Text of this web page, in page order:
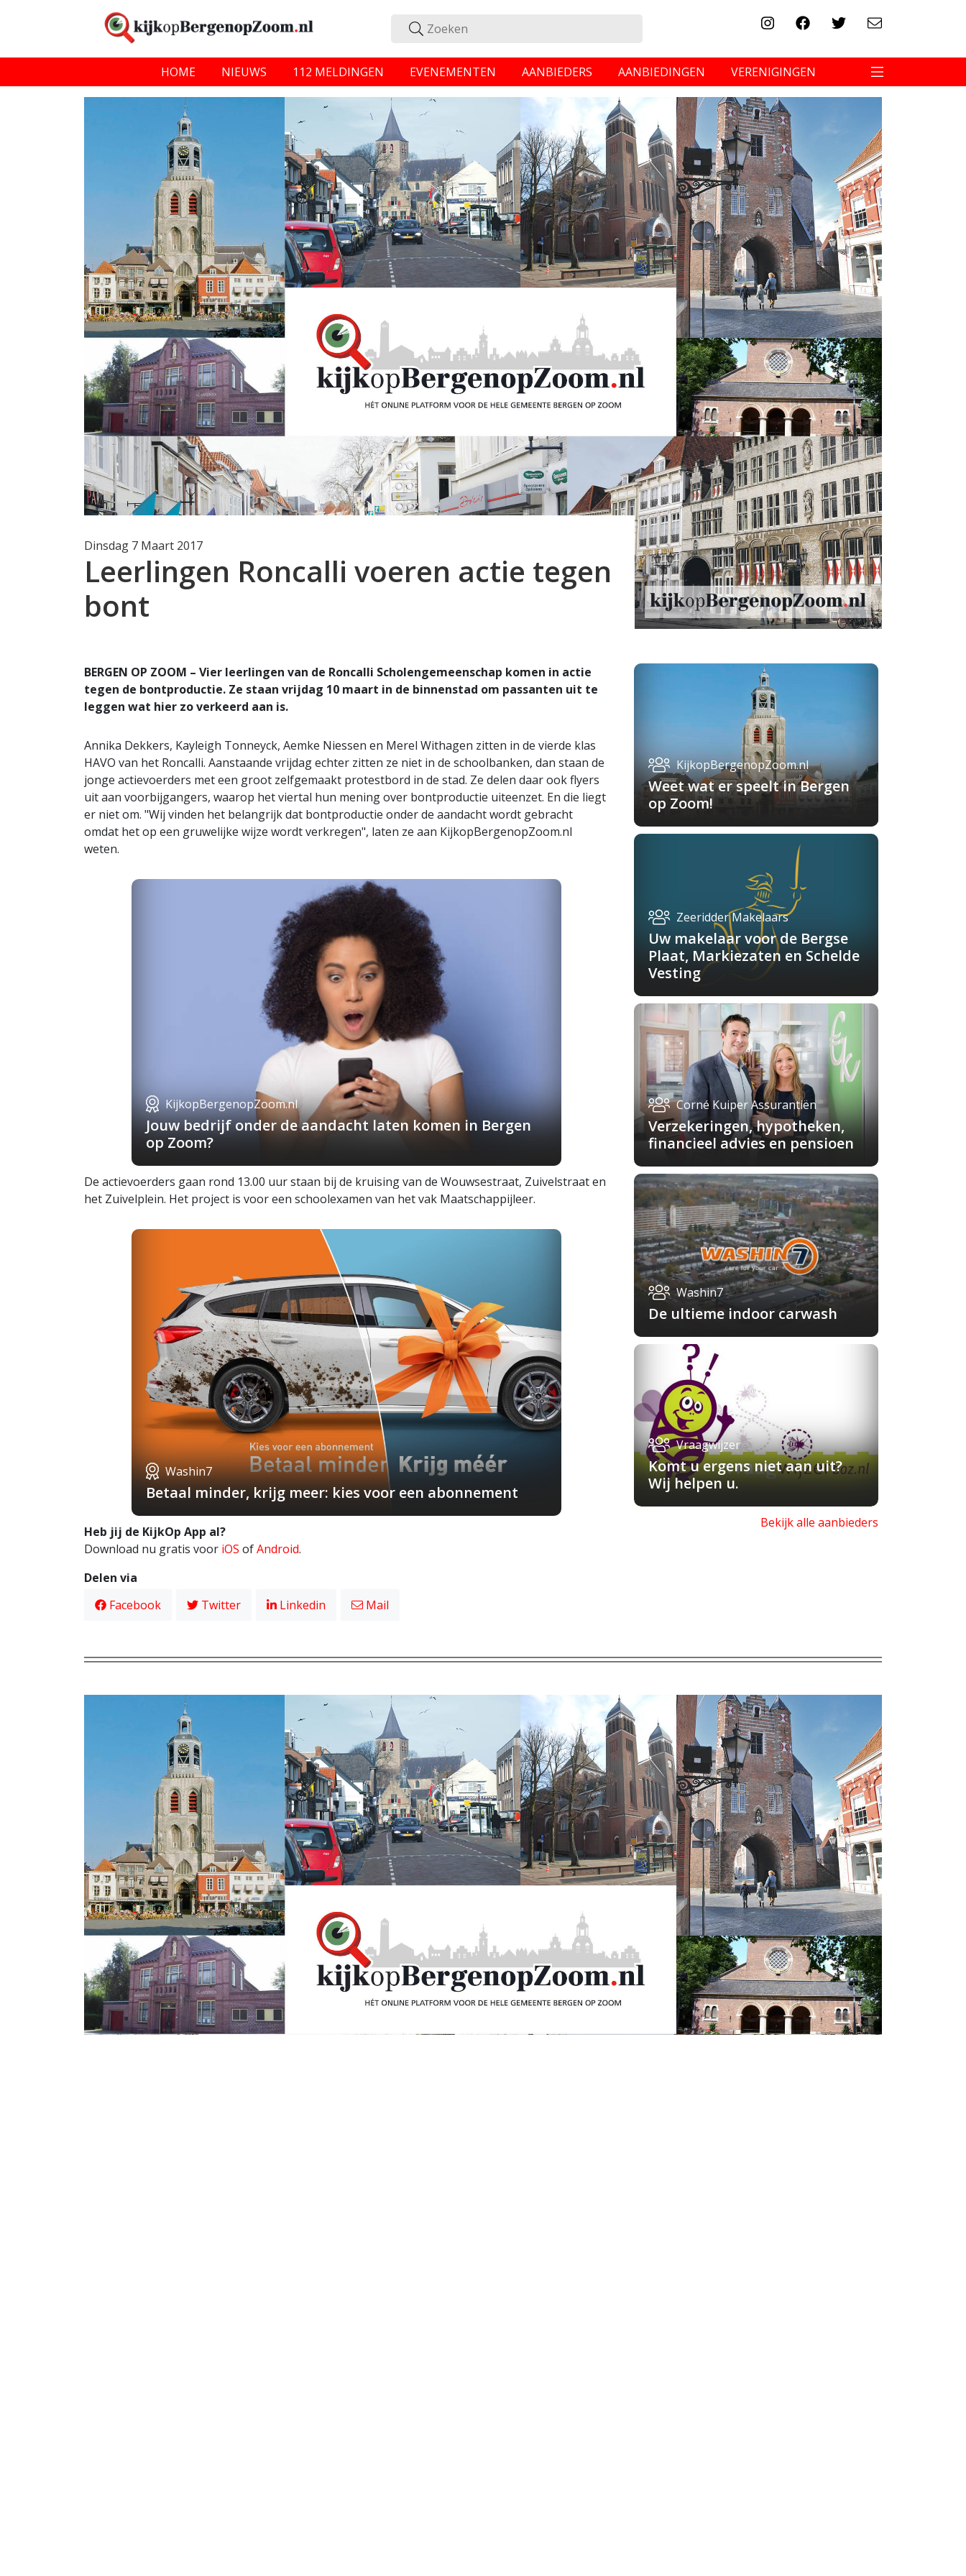
HOME NIEUWS 112 MELDINGEN EVENEMENTEN AANBIEDERS AANBIEDINGEN VERENIGINGEN
Dinsdag 7 Maart 2017
Leerlingen Roncalli voeren actie tegen
bont
BERGEN OP ZOOM – Vier leerlingen van de Roncalli Scholengemeenschap komen in actie
tegen de bontproductie. Ze staan vrijdag 10 maart in de binnenstad om passanten uit te
leggen wat hier zo verkeerd aan is.
Annika Dekkers, Kayleigh Tonneyck, Aemke Niessen en Merel Withagen zitten in de vierde klas
HAVO van het Roncalli. Aanstaande vrijdag echter zitten ze niet in de schoolbanken, dan staan de
jonge actievoerders met een groot zelfgemaakt protestbord in de stad. Ze delen daar ook flyers
uit aan voorbijgangers, waarop het viertal hun mening over bontproductie uiteenzet. En die liegt
er niet om. "Wij vinden het belangrijk dat bontproductie onder de aandacht wordt gebracht
omdat het op een gruwelijke wijze wordt verkregen", laten ze aan KijkopBergenopZoom.nl
weten.
KijkopBergenopZoom.nl
Jouw bedrijf onder de aandacht laten komen in Bergen
op Zoom?
De actievoerders gaan rond 13.00 uur staan bij de kruising van de Wouwsestraat, Zuivelstraat en
het Zuivelplein. Het project is voor een schoolexamen van het vak Maatschappijleer.
Washin7
Betaal minder, krijg meer: kies voor een abonnement
Heb jij de KijkOp App al?
Download nu gratis voor iOS ofAndroid.
Delen via
Facebook
Twitter Linkedin Mail
KijkopBergenopZoom.nl
Weet wat er speelt in Bergen
op Zoom!
Zeeridder Makelaars
Uw makelaar voor de Bergse
Plaat, Markiezaten en Schelde
Vesting
Corné Kuiper Assurantiën
Verzekeringen, hypotheken,
financieel advies en pensioen
Washin7
De ultieme indoor carwash
Vraagwijzer
Komt u ergens niet aan uit?
Wij helpen u.
Bekijk alle aanbieders